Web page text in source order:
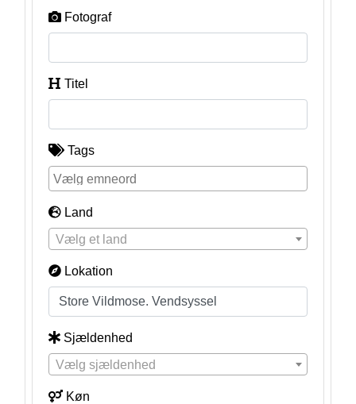
Fotograf
Titel
Tags
Land
Vælg et land
Lokation
Sjældenhed
Vælg sjældenhed
Køn